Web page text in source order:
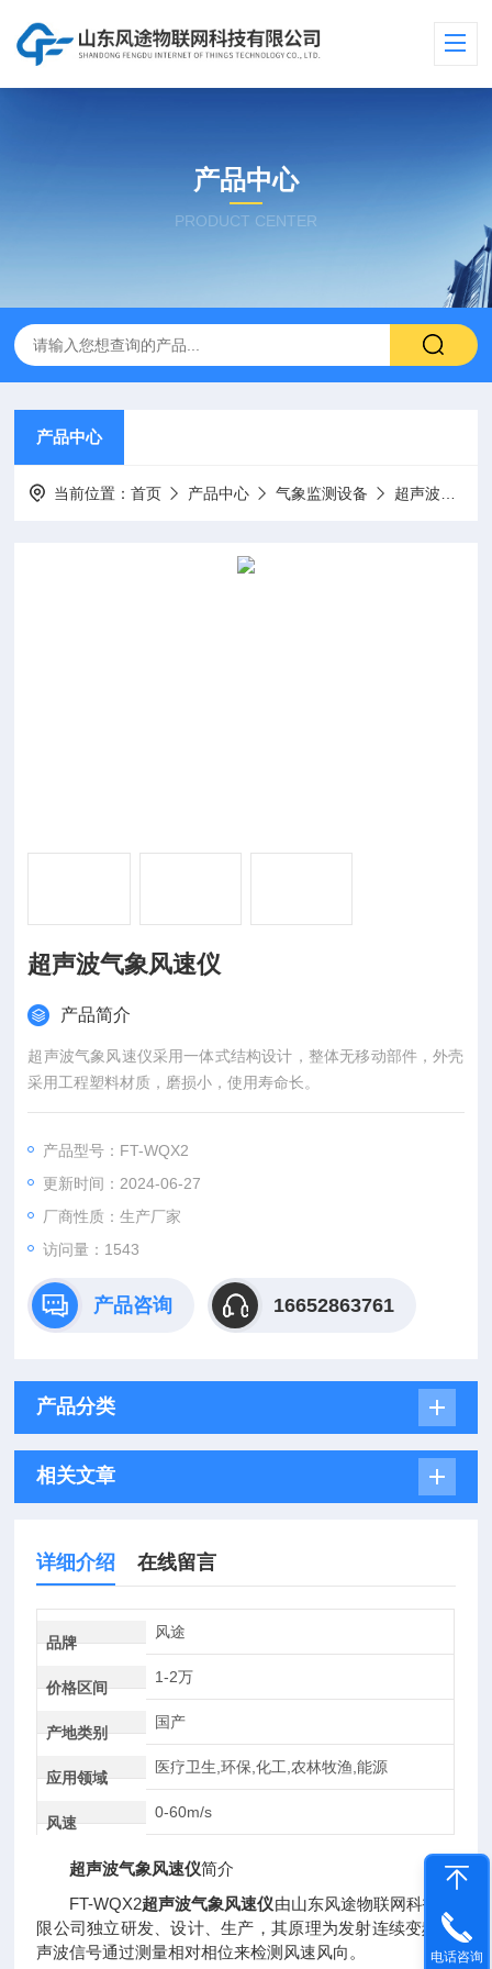
产品中心
PRODUCT CENTER
产品中心
当前位置：首页 产品中心 气象监测设备 超声波气象站
超声波气象风速仪
产品简介
超声波气象风速仪采用一体式结构设计，整体无移动部件，外壳
采用工程塑料材质，磨损小，使用寿命长。
产品型号：FT-WQX2
更新时间：2024-06-27
厂商性质：生产厂家
访问量：1543
产品咨询 16652863761
产品分类
相关文章
详细介绍 在线留言
品牌
风途
价格区间
1-2万
产地类别
国产
应用领域
医疗卫生,环保,化工,农林牧渔,能源
风速
0-60m/s
超声波气象风速仪简介
FT-WQX2超声波气象风速仪由山东风途物联网科技有
限公司独立研发、设计、生产，其原理为发射连续变频超
声波信号通过测量相对相位来检测风速风向。
电话咨询